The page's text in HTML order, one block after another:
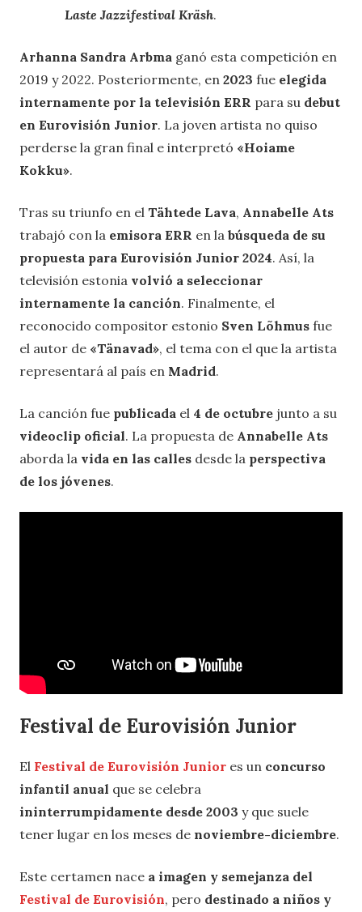
Laste Jazzifestival Kräsh.
Arhanna Sandra Arbma ganó esta competición en
2019 y 2022. Posteriormente, en 2023 fue elegida
internamente por la televisión ERR para su debut
en Eurovisión Junior. La joven artista no quiso
perderse la gran final e interpretó «Hoiame
Kokku».
Tras su triunfo en el Tähtede Lava, Annabelle Ats
trabajó con la emisora ERR en la búsqueda de su
propuesta para Eurovisión Junior 2024. Así, la
televisión estonia volvió a seleccionar
internamente la canción. Finalmente, el
reconocido compositor estonio Sven Lõhmus fue
el autor de «Tänavad», el tema con el que la artista
representará al país en Madrid.
La canción fue publicada el 4 de octubre junto a su
videoclip oficial. La propuesta de Annabelle Ats
aborda la vida en las calles desde la perspectiva
de los jóvenes.
Festival de Eurovisión Junior
El Festival de Eurovisión Junior es un concurso
infantil anual que se celebra
ininterrumpidamente desde 2003 y que suele
tener lugar en los meses de noviembre-diciembre.
Este certamen nace a imagen y semejanza del
Festival de Eurovisión, pero destinado a niños y